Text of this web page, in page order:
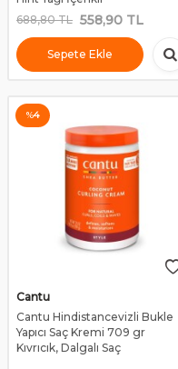
688,80TL 558,90 TL
Sepete Ekle
%4
Cantu
Cantu Hindistancevizli Bukle
Yapıcı Saç Kremi 709 gr
Kıvrıcık, Dalgalı Saç